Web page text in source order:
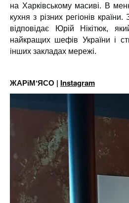
на Харківському масиві. В
кухня з різних регіонів
відповідає Юрій Нікітюк,
найкращих шефів України і
інших закладах мережі.
ЖАРіМʼЯСО | Instagram